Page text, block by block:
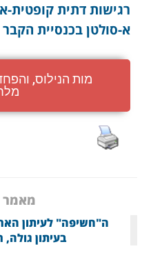
רגישות דתית קופטית-
א-סולטן בכנסיית הקבר
מות הנילוס,
מאמר
ה"חשיפה" לעיתון
בעיתון